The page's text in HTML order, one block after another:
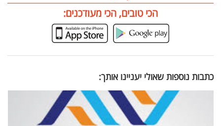
הכי טובים, הכי מעודכנים:
כתבות נוספות שאולי יעניינו אותך: